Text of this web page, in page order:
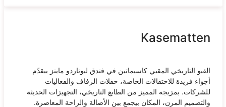
Kasematten
القبو التاريخي المقبي كاسيماتين في فندق ليوناردو ماينز بيقدّم
أجواء فريدة للاحتفالات الخاصة، حفلات الزفاف والفعاليات
للشركات. بمزيجه المميز من الطابع التاريخي، التجهيزات الحديثة
والتصميم المرن، المكان بيجمع بين الأصالة والراحة المعاصرة.